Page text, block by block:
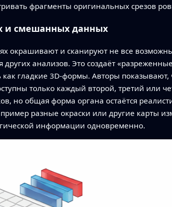
фрагменты оригинальных срезов
и смешанных данных
окрашивают и сканируют не все
анализов. Это создаёт
гладкие 3D‑формы. Авторы
только каждый второй, третий или
но общая форма органа остаётся
разные окраски или другие карты
информации одновременно.